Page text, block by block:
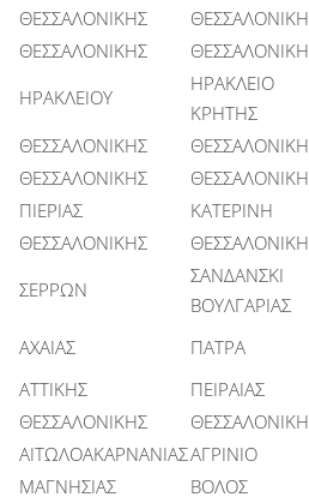
ΘΕΣΣΑΛΟΝΙΚΗΣ
ΘΕΣΣΑΛΟΝΙΚΗ
ΘΕΣΣΑΛΟΝΙΚΗΣ
ΘΕΣΣΑΛΟΝΙΚΗ
ΗΡΑΚΛΕΙΟΥ
ΗΡΑΚΛΕΙΟ
ΚΡΗΤΗΣ
ΘΕΣΣΑΛΟΝΙΚΗΣ
ΘΕΣΣΑΛΟΝΙΚΗ
ΘΕΣΣΑΛΟΝΙΚΗΣ
ΘΕΣΣΑΛΟΝΙΚΗ
ΠΙΕΡΙΑΣ
ΚΑΤΕΡΙΝΗ
ΘΕΣΣΑΛΟΝΙΚΗΣ
ΘΕΣΣΑΛΟΝΙΚΗ
ΣΕΡΡΩΝ
ΣΑΝΔΑΝΣΚΙ
ΒΟΥΛΓΑΡΙΑΣ
ΑΧΑΙΑΣ ΠΑΤΡΑ
ΑΤΤΙΚΗΣ
ΠΕΙΡΑΙΑΣ
ΘΕΣΣΑΛΟΝΙΚΗΣ
ΘΕΣΣΑΛΟΝΙΚΗ
ΑΙΤΩΛΟΑΚΑΡΝΑΝΙΑΣΑΓΡΙΝΙΟ
ΜΑΓΝΗΣΙΑΣ
ΒΟΛΟΣ